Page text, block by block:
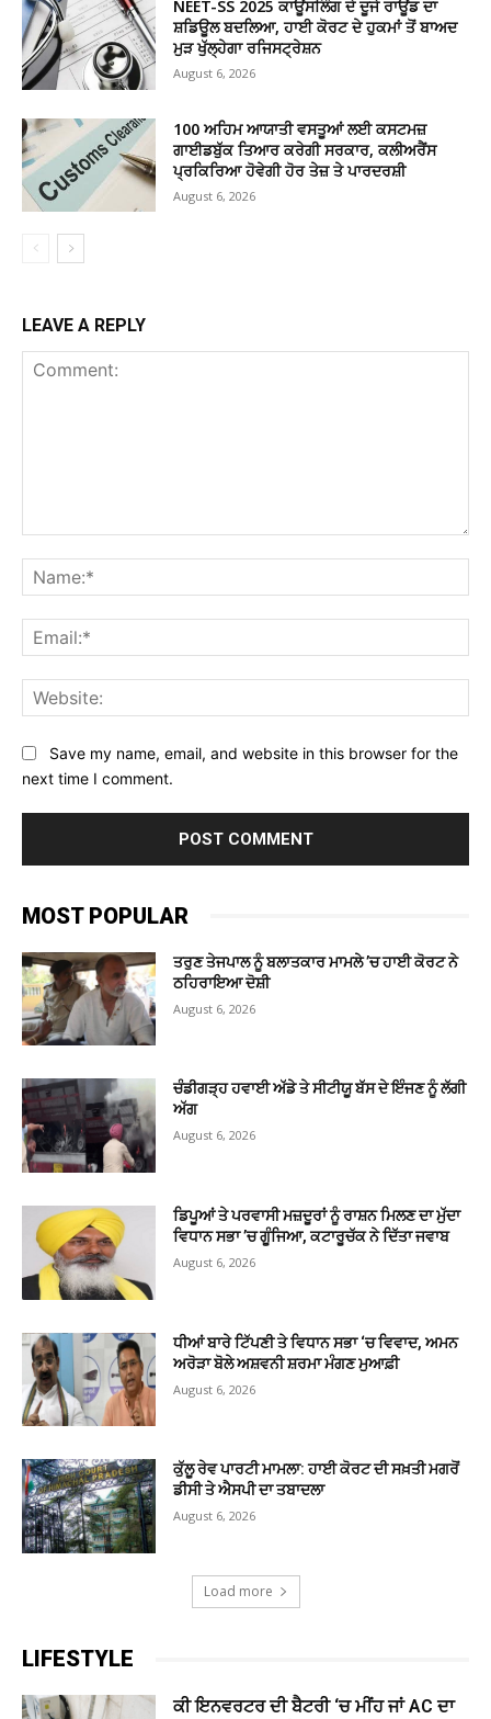
NEET-SS 2025 ਕਾਊਂਸਲਿੰਗ ਦੇ ਦੂਜੇ ਰਾਊਂਡ ਦਾ
ਸ਼ਡਿਊਲ ਬਦਲਿਆ, ਹਾਈ ਕੋਰਟ ਦੇ ਹੁਕਮਾਂ ਤੋਂ ਬਾਅਦ
ਮੁੜ ਖੁੱਲ੍ਹੇਗਾ ਰਜਿਸਟ੍ਰੇਸ਼ਨ
August 6, 2026
100 ਅਹਿਮ ਆਯਾਤੀ ਵਸਤੂਆਂ ਲਈ ਕਸਟਮਜ਼
ਗਾਈਡਬੁੱਕ ਤਿਆਰ ਕਰੇਗੀ ਸਰਕਾਰ, ਕਲੀਅਰੈਂਸ
ਪ੍ਰਕਿਰਿਆ ਹੋਵੇਗੀ ਹੋਰ ਤੇਜ਼ ਤੇ ਪਾਰਦਰਸ਼ੀ
August 6, 2026
LEAVE A REPLY
Save my name, email, and website in this browser for the
next time I comment.
MOST POPULAR
ਤਰੁਣ ਤੇਜਪਾਲ ਨੂੰ ਬਲਾਤਕਾਰ ਮਾਮਲੇ ’ਚ ਹਾਈ ਕੋਰਟ ਨੇ
ਠਹਿਰਾਇਆ ਦੋਸ਼ੀ
August 6, 2026
ਚੰਡੀਗੜ੍ਹ ਹਵਾਈ ਅੱਡੇ ਤੇ ਸੀਟੀਯੂ ਬੱਸ ਦੇ ਇੰਜਣ ਨੂੰ ਲੱਗੀ
ਅੱਗ
August 6, 2026
ਡਿਪੂਆਂ ਤੇ ਪਰਵਾਸੀ ਮਜ਼ਦੂਰਾਂ ਨੂੰ ਰਾਸ਼ਨ ਮਿਲਣ ਦਾ ਮੁੱਦਾ
ਵਿਧਾਨ ਸਭਾ ’ਚ ਗੂੰਜਿਆ, ਕਟਾਰੂਚੱਕ ਨੇ ਦਿੱਤਾ ਜਵਾਬ
August 6, 2026
ਧੀਆਂ ਬਾਰੇ ਟਿੱਪਣੀ ਤੇ ਵਿਧਾਨ ਸਭਾ ‘ਚ ਵਿਵਾਦ, ਅਮਨ
ਅਰੋੜਾ ਬੋਲੇ ਅਸ਼ਵਨੀ ਸ਼ਰਮਾ ਮੰਗਣ ਮੁਆਫ਼ੀ
August 6, 2026
ਕੁੱਲੂ ਰੇਵ ਪਾਰਟੀ ਮਾਮਲਾ: ਹਾਈ ਕੋਰਟ ਦੀ ਸਖ਼ਤੀ ਮਗਰੋਂ
ਡੀਸੀ ਤੇ ਐਸਪੀ ਦਾ ਤਬਾਦਲਾ
August 6, 2026
Load more
LIFESTYLE
ਕੀ ਇਨਵਰਟਰ ਦੀ ਬੈਟਰੀ ‘ਚ ਮੀਂਹ ਜਾਂ AC ਦਾ